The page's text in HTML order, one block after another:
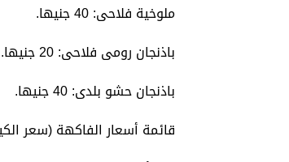
ملوخية فلاحى: 40 جنيها.
باذنجان رومى فلاحى: 20 جنيها.
باذنجان حشو بلدى: 40 جنيها.
قائمة أسعار الفاكهة (سعر